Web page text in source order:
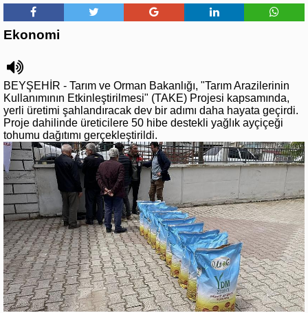
Ekonomi
BEYŞEHİR - Tarım ve Orman Bakanlığı, "Tarım Arazilerinin
Kullanımının Etkinleştirilmesi" (TAKE) Projesi kapsamında,
yerli üretimi şahlandıracak dev bir adımı daha hayata geçirdi.
Proje dahilinde üreticilere 50 hibe destekli yağlık ayçiçeği
tohumu dağıtımı gerçekleştirildi.